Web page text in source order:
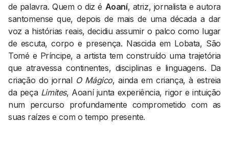
de palavra. Quem o diz é Aoaní, atriz, jornalista e autora
santomense que, depois de mais de uma década a dar
voz a histórias reais, decidiu assumir o palco como lugar
de escuta, corpo e presença. Nascida em Lobata, São
Tomé e Príncipe, a artista tem construído uma trajetória
que atravessa continentes, disciplinas e linguagens. Da
criação do jornal O Mágico, ainda em criança, à estreia
da peça Limites, Aoaní junta experiência, rigor e intuição
num percurso profundamente comprometido com as
suas raízes e com o tempo presente.